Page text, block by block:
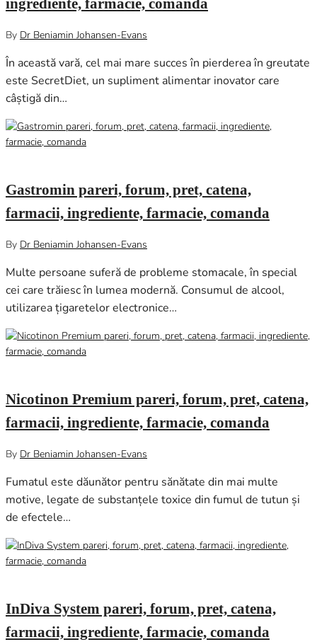
ingrediente, farmacie, comanda
By Dr Beniamin Johansen-Evans
În această vară, cel mai mare succes în pierderea în greutate
este SecretDiet, un supliment alimentar inovator care
câștigă din…
Gastromin pareri, forum, pret, catena,
farmacii, ingrediente, farmacie, comanda
By Dr Beniamin Johansen-Evans
Multe persoane suferă de probleme stomacale, în special
cei care trăiesc în lumea modernă. Consumul de alcool,
utilizarea țigaretelor electronice…
Nicotinon Premium pareri, forum, pret, catena,
farmacii, ingrediente, farmacie, comanda
By Dr Beniamin Johansen-Evans
Fumatul este dăunător pentru sănătate din mai multe
motive, legate de substanțele toxice din fumul de tutun și
de efectele…
InDiva System pareri, forum, pret, catena,
farmacii, ingrediente, farmacie, comanda